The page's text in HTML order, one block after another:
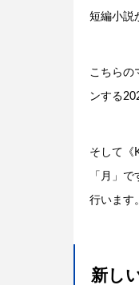
短編小説
こちらの
ンする
そして《
「月」
行います。
新し